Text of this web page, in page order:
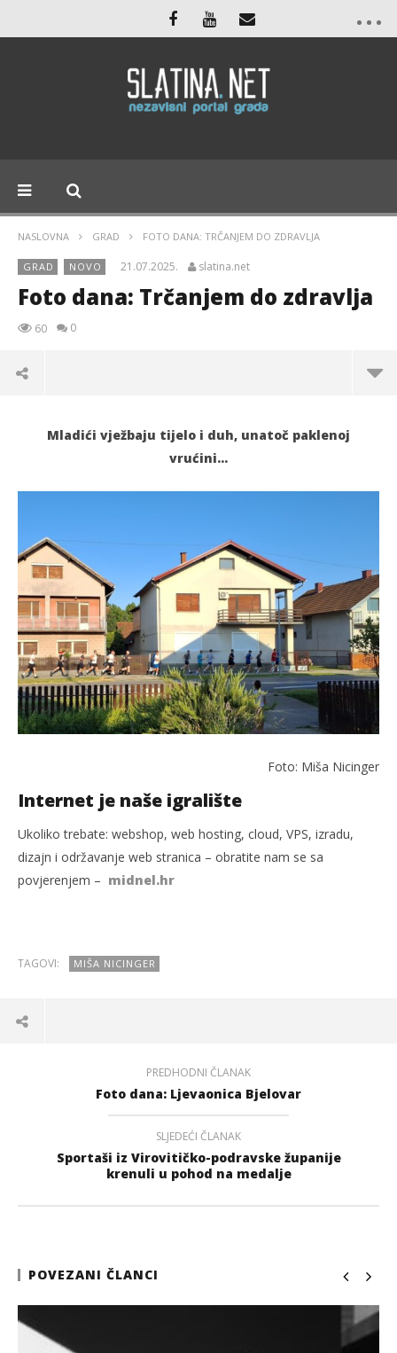
NASLOVNA GRAD FOTO DANA: TRČANJEM DO ZDRAVLJA
GRAD NOVO 21.07.2025. slatina.net
Foto dana: Trčanjem do zdravlja
60 0
TRENUTNO OTVORENO
Foto dana: Trčanjem do zdravlja
21.07.2025.
slatina.net
Mladići vježbaju tijelo i duh, unatoč paklenoj
vrućini…
Foto: Miša Nicinger
Internet je naše igralište
Ukoliko trebate: webshop, web hosting, cloud, VPS, izradu,
dizajn i održavanje web stranica – obratite nam se sa
povjerenjem – midnel.hr
TAGOVI: MIŠA NICINGER
PREDHODNI ČLANAK
Foto dana: Ljevaonica Bjelovar
SLJEDEĆI ČLANAK
Sportaši iz Virovitičko-podravske županije
krenuli u pohod na medalje
POVEZANI ČLANCI